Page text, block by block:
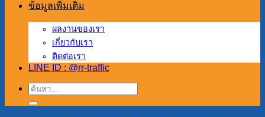
ข้อมูลเพิ่มเติม
ผลงานของเรา
เกี่ยวกับเรา
ติดต่อเรา
LINE ID : @rr-traffic
ค้นหา: